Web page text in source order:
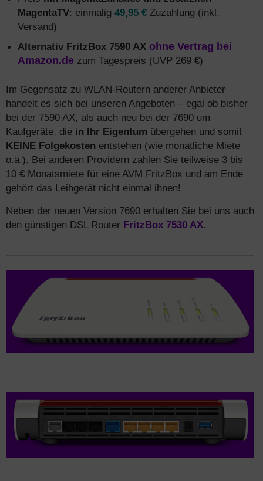
MagentaTV: einmalig 49,95 € Zuzahlung (inkl.
Versand)
Alternativ FritzBox 7590 AX ohne Vertrag bei
Amazon.de zum Tagespreis (UVP 269 €)
Im Gegensatz zu WLAN-Routern anderer Anbieter
handelt es sich bei unseren Angeboten – egal ob bisher
bei der 7590 AX, als auch neu bei der 7690 um
Kaufgeräte, die in Ihr Eigentum übergehen und somit
KEINE Folgekosten entstehen (wie monatliche Miete
o.ä.). Bei anderen Providern zahlen Sie teilweise 3 bis
10 € Monatsmiete für eine AVM FritzBox und am Ende
gehört das Leihgerät nicht einmal ihnen!
Neben der neuen Version 7690 erhalten Sie bei uns auch
den günstigen DSL Router FritzBox 7530 AX.